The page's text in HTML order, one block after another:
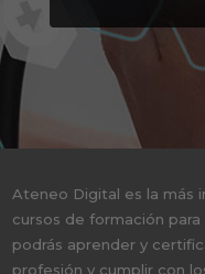
Ateneo Digital es la más
cursos de formación
podrás aprender y
profesión y cumplir con